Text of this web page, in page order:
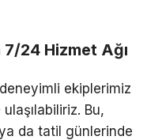
24 Hizmet Ağı
ekiplerimiz
Bu,
da tatil günlerinde